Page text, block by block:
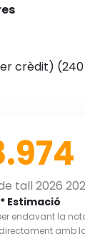
crèdit)
tall 2026
* Estimació
endavant la
amb